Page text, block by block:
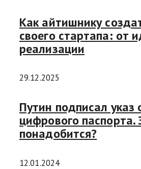
Как айтишнику
своего стартапа: от
реализации
29.12.2025
Путин подписал указ
цифрового паспорта.
понадобится?
12.01.2024